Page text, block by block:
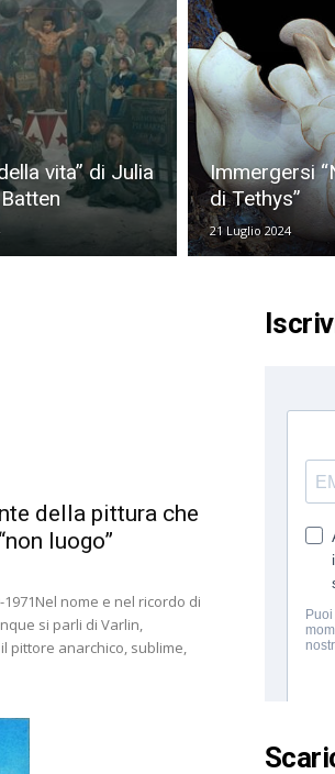
vita” di Julia
Immergersi
di Tethys”
21 Luglio 2024
della pittura che
luogo”
nome e nel ricordo di
si parli di Varlin,
pittore anarchico, sublime,